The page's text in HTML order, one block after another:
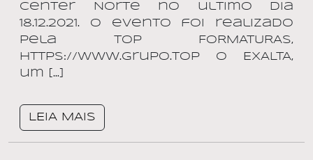
Center Norte no ultimo dia
18.12.2021. O evento foi realizado
pela TOP FORMATURAS,
https://www.grupo.top O EXALTA,
um […]
LEIA MAIS